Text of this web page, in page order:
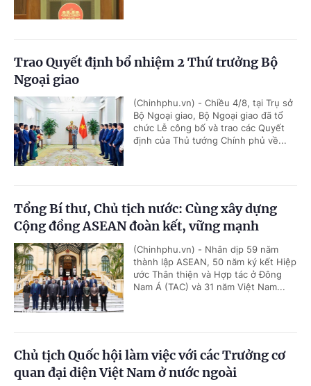
Trao Quyết định bổ nhiệm 2 Thứ trưởng Bộ
Ngoại giao
(Chinhphu.vn) - Chiều 4/8, tại Trụ sở
Bộ Ngoại giao, Bộ Ngoại giao đã tổ
chức Lễ công bố và trao các Quyết
định của Thủ tướng Chính phủ về...
Tổng Bí thư, Chủ tịch nước: Cùng xây dựng
Cộng đồng ASEAN đoàn kết, vững mạnh
(Chinhphu.vn) - Nhân dịp 59 năm
thành lập ASEAN, 50 năm ký kết Hiệp
ước Thân thiện và Hợp tác ở Đông
Nam Á (TAC) và 31 năm Việt Nam...
Chủ tịch Quốc hội làm việc với các Trưởng cơ
quan đại diện Việt Nam ở nước ngoài